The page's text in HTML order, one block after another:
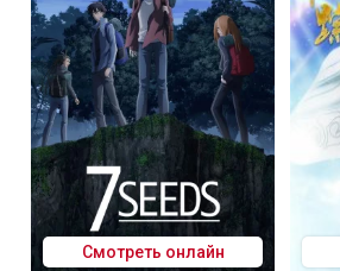
Смотреть онлайн